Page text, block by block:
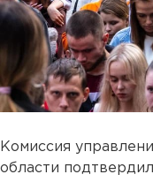
Комиссия
области